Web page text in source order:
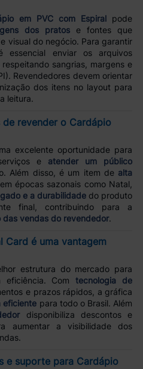
em PVC com Espiral pode
dos pratos e fontes que
visual do negócio. Para garantir
essencial enviar os arquivos
respeitando sangrias, margens e
Revendedores devem orientar
dos itens no layout para
leitura.
revender o Cardápio
excelente oportunidade para
e atender um público
Além disso, é um item de alta
épocas sazonais como Natal,
e a durabilidade do produto
final, contribuindo para a
das vendas do revendedor.
Card é uma vantagem
estrutura do mercado para
eficiência. Comtecnologia de
e prazos rápidos, a gráfica
eficiente para todo o Brasil. Além
disponibiliza descontos e
aumentar a visibilidade dos
e suporte para Cardápio